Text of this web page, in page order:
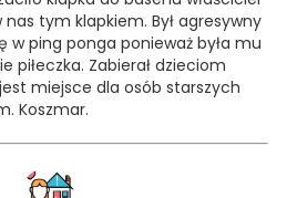
nas tym klapkiem. Był agresywny
w ping ponga ponieważ była mu
piłeczka. Zabierał dzieciom
miejsce dla osób starszych
Koszmar.